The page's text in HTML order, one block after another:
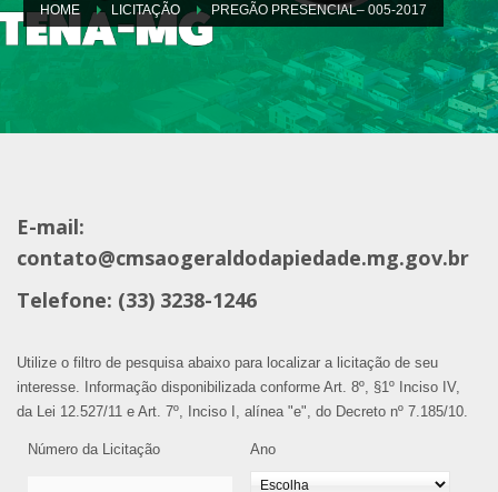
HOME LICITAÇÃO PREGÃO PRESENCIAL– 005-2017
E-mail:
contato@cmsaogeraldodapiedade.mg.gov.br
Telefone: (33) 3238-1246
Utilize o filtro de pesquisa abaixo para localizar a licitação de seu
interesse. Informação disponibilizada conforme Art. 8º, §1º Inciso IV,
da Lei 12.527/11 e Art. 7º, Inciso I, alínea "e", do Decreto nº 7.185/10.
Número da Licitação Ano